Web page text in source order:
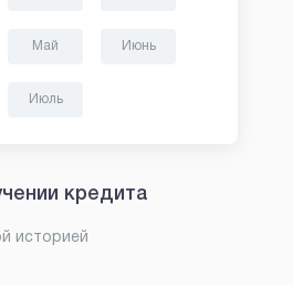
Май Июнь
Июль
кредита
историей